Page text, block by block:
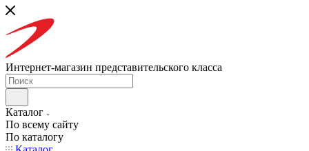
Интернет-магазин представительского класса
Каталог
По всему сайту
По каталогу